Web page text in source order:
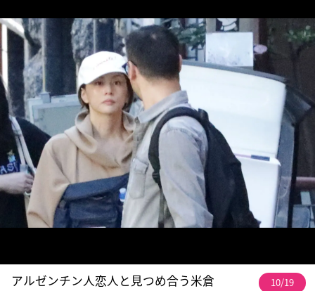
アルゼンチン人恋人と見つめ合う米倉 10/19